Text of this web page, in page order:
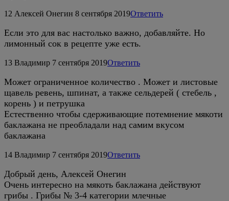
12 Алексей Онегин 8 сентября 2019Ответить
Если это для вас настолько важно, добавляйте. Но
лимонный сок в рецепте уже есть.
13 Владимир 7 сентября 2019Ответить
Может ограниченное количество . Может и листовые
щавель ревень, шпинат, а также сельдерей ( стебель ,
корень ) и петрушка
Естественно чтобы сдерживающие потемнение мякоти
баклажана не преобладали над самим вкусом
баклажана
14 Владимир 7 сентября 2019Ответить
Добрый день, Алексей Онегин
Очень интересно на мякоть баклажана действуют
грибы . Грибы № 3-4 категории млечные